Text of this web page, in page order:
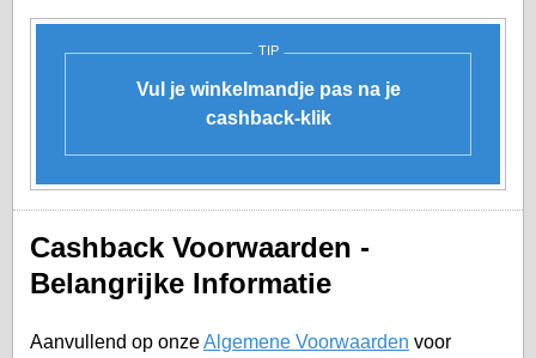
TIP
Vul je winkelmandje pas na je
cashback-klik
Cashback Voorwaarden -
Belangrijke Informatie
Aanvullend op onzeAlgemene Voorwaarden voor